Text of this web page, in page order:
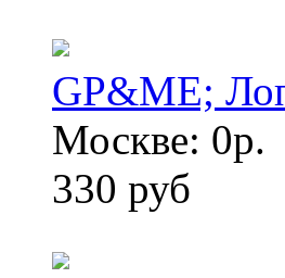
GP&ME;
Москве: 0р.
330 руб